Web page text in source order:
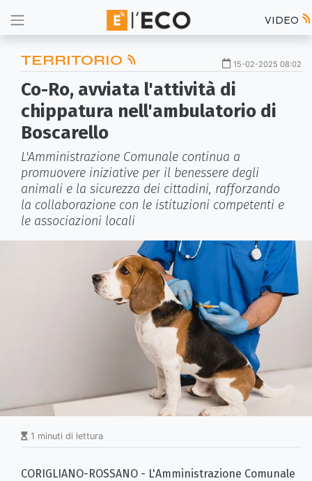
VIDEO
TERRITORIO 15-02-2025 08:02
Co-Ro, avviata l'attività di
chippatura nell'ambulatorio di
Boscarello
L'Amministrazione Comunale continua a
promuovere iniziative per il benessere degli
animali e la sicurezza dei cittadini, rafforzando
la collaborazione con le istituzioni competenti e
le associazioni locali
1 minuti di lettura
CORIGLIANO-ROSSANO - L'Amministrazione Comunale